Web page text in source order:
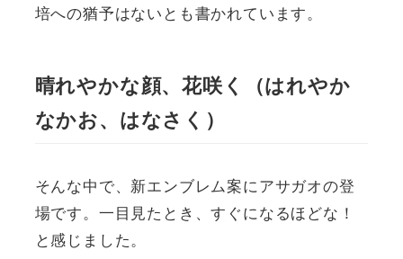
培への猶予はないとも書かれています。
晴れやかな顔、花咲く（はれやか
なかお、はなさく）
そんな中で、新エンブレム案にアサガオの登
場です。一目見たとき、すぐになるほどな！
と感じました。